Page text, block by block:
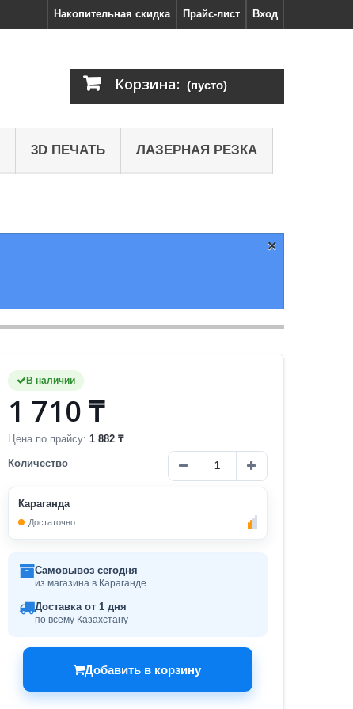
Вход
Прайс-лист
Накопительная скидка
Корзина: (пусто)
3D ПЕЧАТЬ ЛАЗЕРНАЯ РЕЗКА
×
В наличии
1 710 ₸
Цена по прайсу: 1 882 ₸
Количество
Караганда
Достаточно
Самовывоз сегодня
из магазина в Караганде
Доставка от 1 дня
по всему Казахстану
Добавить в корзину